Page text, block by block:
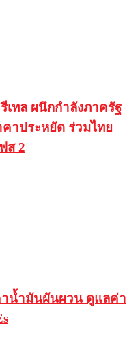
เทล ผนึกกำลังภาครัฐ
าประหยัด ร่วมไทย
ส 2
าน้ำมันผันผวน ดูแลค่า